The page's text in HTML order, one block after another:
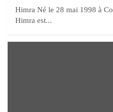
Himra Né le 28 mai 1998 à
Himra est...